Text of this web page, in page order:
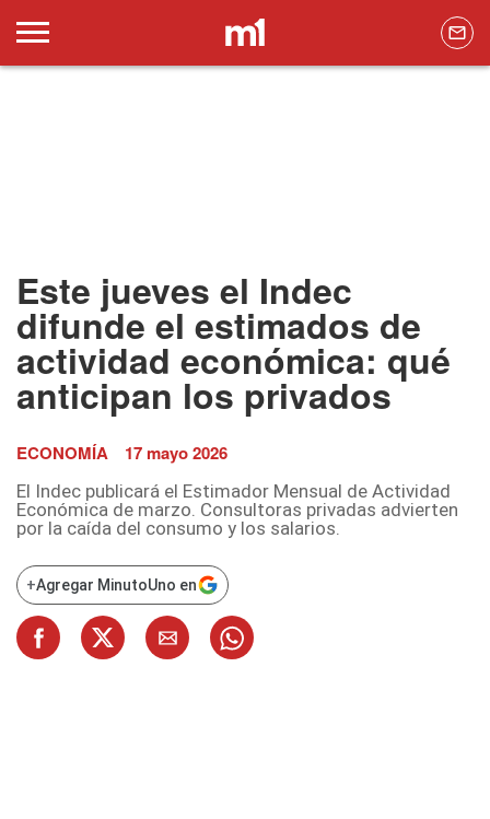
Este jueves el Indec
difunde el estimados de
actividad económica: qué
anticipan los privados
ECONOMÍA 17 mayo 2026
El Indec publicará el Estimador Mensual de Actividad
Económica de marzo. Consultoras privadas advierten
por la caída del consumo y los salarios.
+Agregar MinutoUno en